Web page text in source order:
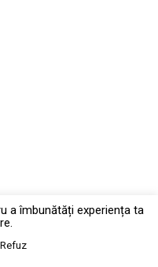
a îmbunătăți experiența ta
Refuz